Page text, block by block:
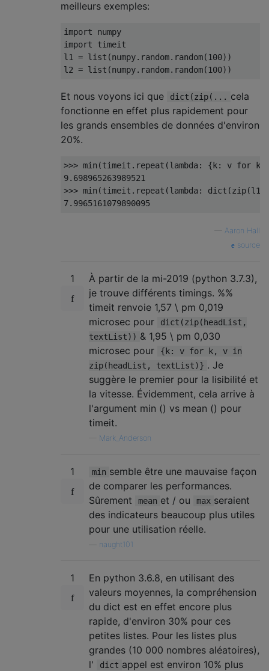
meilleurs exemples:
import
import timeit
l1 = list (numpy. random. random(100))
l2 = list (numpy. random. random(100))
Et nous voyons ici que dict(zip(... cela
fonctionne en effet plus rapidement pour
les grands ensembles de données d'environ
20%.
>>> min (timeit . repeat (lambda: { k: v for k
9.698965263989521
>>> min (timeit . repeat (lambda: dict (zip(l1
7.9965161079890095
Aaron Hall
source
1
À partir de la mi-2019 (python 3.7.3),
je trouve différents timings. %%
timeit renvoie 1,57 \ pm 0,019
microsec pour
dict(zip(headList,
textList)) & 1,95 \ pm 0,030
microsec pour
{k: v for k, v in
zip(headList, textList)} . Je
suggère le premier pour la lisibilité et
la vitesse. Évidemment, cela arrive à
l'argument min () vs mean () pour
timeit.
Mark_Anderson
1 min semble être une mauvaise façon
de comparer les performances.
Sûrement
mean et / ou max seraient
des indicateurs beaucoup plus utiles
pour une utilisation réelle.
naught101
1
En python 3.6.8, en utilisant des
valeurs moyennes, la compréhension
du dict est en effet encore plus
rapide, d'environ 30% pour ces
petites listes. Pour les listes plus
grandes (10 000 nombres aléatoires),
l'
dict appel est environ 10% plus